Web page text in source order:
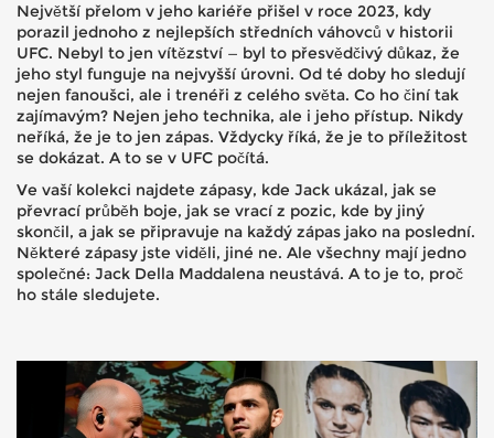
Největší přelom v jeho kariéře přišel v roce 2023, kdy
porazil jednoho z nejlepších středních váhovců v historii
UFC. Nebyl to jen vítězství — byl to přesvědčivý důkaz, že
jeho styl funguje na nejvyšší úrovni. Od té doby ho sledují
nejen fanoušci, ale i trenéři z celého světa. Co ho činí tak
zajímavým? Nejen jeho technika, ale i jeho přístup. Nikdy
neříká, že je to jen zápas. Vždycky říká, že je to příležitost
se dokázat. A to se v UFC počítá.
Ve vaší kolekci najdete zápasy, kde Jack ukázal, jak se
převrací průběh boje, jak se vrací z pozic, kde by jiný
skončil, a jak se připravuje na každý zápas jako na poslední.
Některé zápasy jste viděli, jiné ne. Ale všechny mají jedno
společné: Jack Della Maddalena neustává. A to je to, proč
ho stále sledujete.